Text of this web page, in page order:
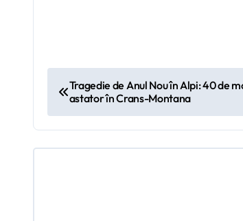
N
a
v
Tragedie de Anul Nou în Alpi: 40 de
astator în Crans-Montana